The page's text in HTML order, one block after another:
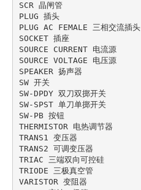
SCR 晶闸管
PLUG 插头
PLUG AC FEMALE 三相交流插头
SOCKET 插座
SOURCE CURRENT 电流源
SOURCE VOLTAGE 电压源
SPEAKER 扬声器
SW 开关
SW-DPDY 双刀双掷开关
SW-SPST 单刀单掷开关
SW-PB 按钮
THERMISTOR 电热调节器
TRANS1 变压器
TRANS2 可调变压器
TRIAC 三端双向可控硅
TRIODE 三极真空管
VARISTOR 变阻器